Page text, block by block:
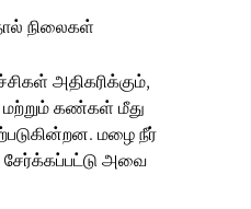
நிலைகள்
அதிகரிக்கும்,
கண்கள் மீது
மழை நீர்
அவை